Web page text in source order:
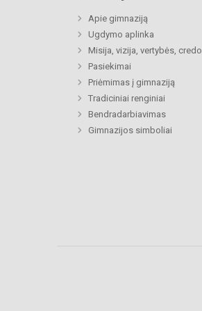
Apie gimnaziją
Ugdymo aplinka
Misija, vizija, vertybės, credo
Pasiekimai
Priėmimas į gimnaziją
Tradiciniai renginiai
Bendradarbiavimas
Gimnazijos simboliai